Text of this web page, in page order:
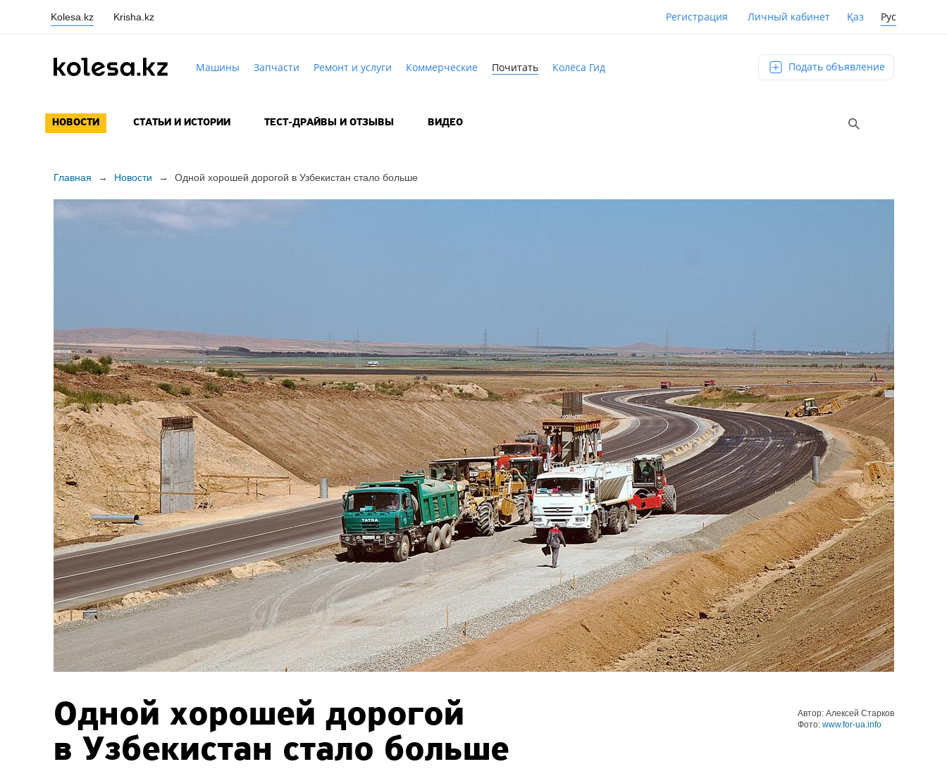
Kolesa.kz Krisha.kz Регистрация Личный кабинет Қаз Рус
Машины Запчасти Ремонт и услуги Коммерческие Почитать Колёса Гид Подать объявление
НОВОСТИ СТАТЬИ И ИСТОРИИ ТЕСТ-ДРАЙВЫ И ОТЗЫВЫ ВИДЕО
Главная → Новости → Одной хорошей дорогой в Узбекистан стало больше
Одной хорошей дорогой
в Узбекистан стало больше
Автор: Алексей Старков
Фото: www.for-ua.info